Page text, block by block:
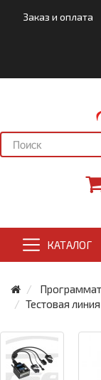
Заказ и оплата
КАТАЛОГ
Тестовая